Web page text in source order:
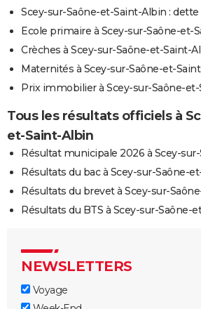
Scey-sur-Saône-et-Saint-Albin :
Ecole primaire à Scey-sur-Saône-et-
Crèches à Scey-sur-Saône-et-Saint-
Maternités à Scey-sur-Saône-et-
Prix immobilier à Scey-sur-Saône-
Tous les résultats officiels à
et-Saint-Albin
Résultat municipale 2026 à Scey-
Résultats du bac à Scey-sur-Saône-
Résultats du brevet à Scey-sur-
Résultats du BTS à Scey-sur-Saône-
NEWSLETTERS
Voyage